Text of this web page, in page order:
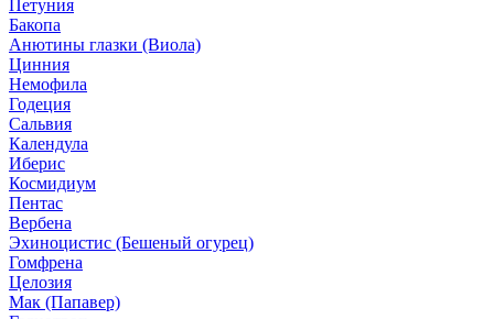
Петуния
Бакопа
Анютины глазки (Виола)
Цинния
Немофила
Годеция
Сальвия
Календула
Иберис
Космидиум
Пентас
Вербена
Эхиноцистис (Бешеный огурец)
Гомфрена
Целозия
Мак (Папавер)